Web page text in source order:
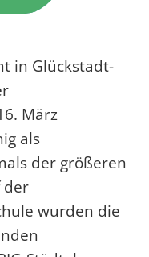
in Glückstadt-
März
als
der größeren
der
wurden die